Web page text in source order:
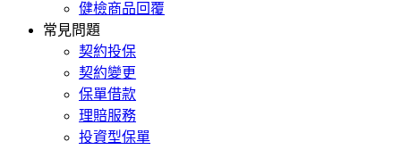
健檢商品回覆
常見問題
契約投保
契約變更
保單借款
理賠服務
投資型保單